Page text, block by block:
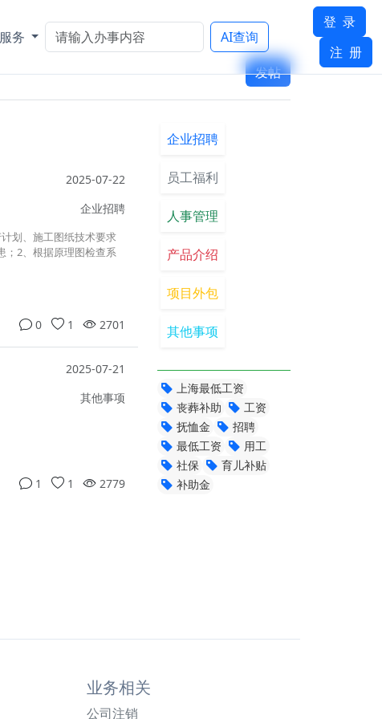
务 AI查询
登 录
注 册
发帖
2025-07-22
企业招聘
划、施工图纸技术要求
；2、根据原理图检查系
0 1 2701
2025-07-21
其他事项
1 1 2779
企业招聘
员工福利
人事管理
产品介绍
项目外包
其他事项
上海最低工资
丧葬补助
工资
抚恤金
招聘
最低工资
用工
社保
育儿补贴
补助金
业务相关
公司注销